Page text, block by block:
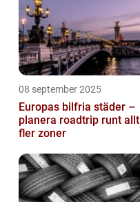
08 september 2025
Europas bilfria städer –
planera roadtrip runt allt
fler zoner